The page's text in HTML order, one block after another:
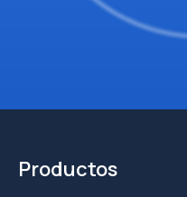
Productos